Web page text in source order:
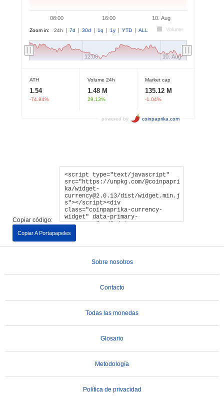
Copiar código:
Copiar A Portapapeles
Sobre nosotros
Contacto
Todas las monedas
Glosario
Metodología
Política de privacidad